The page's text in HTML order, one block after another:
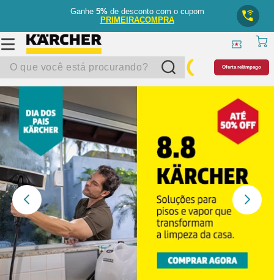
Ganhe 5%de desconto com o cupom
PRIMEIRACOMPRA
O que você está procurando?
Oferta relâmpago